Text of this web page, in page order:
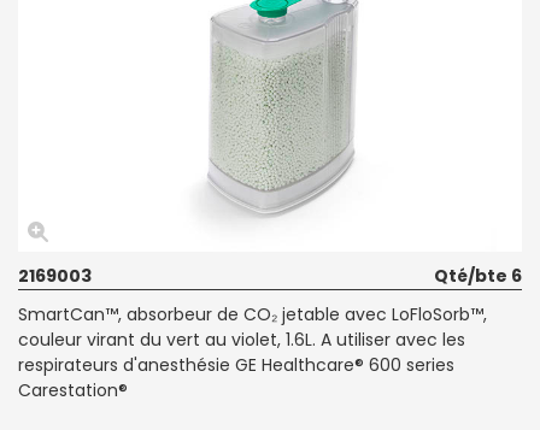
2169003
Qté/bte 6
SmartCan™, absorbeur de CO₂ jetable avec LoFloSorb™,
couleur virant du vert au violet, 1.6L. A utiliser avec les
respirateurs d'anesthésie GE Healthcare® 600 series
Carestation®